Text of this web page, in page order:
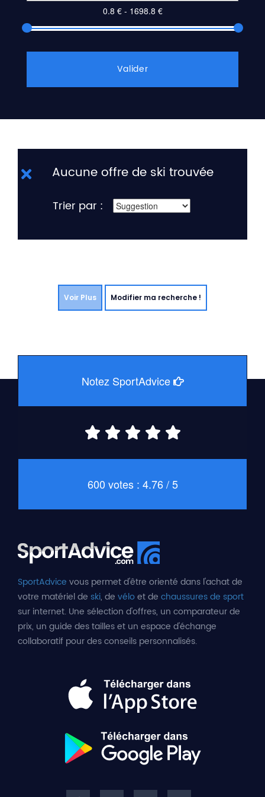
Valider
Aucune offre de ski trouvée
Trier par :
Voir Plus Modifier ma recherche !
Notez SportAdvice
600 votes : 4.76 / 5
SportAdvice vous permet d'être orienté dans l'achat de
votre matériel de ski, de véloet de chaussures de sport
sur internet. Une sélection d'offres, un comparateur de
prix, un guide des tailles et un espace d'échange
collaboratif pour des conseils personnalisés.